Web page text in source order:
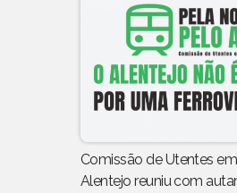
Comissão de Utentes
Alentejo reuniu com